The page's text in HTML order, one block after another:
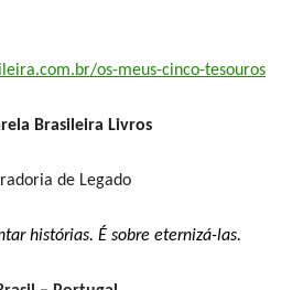
os-meus-cinco-tesouros
Brasileira Livros
de Legado
histórias. É sobre eternizá-las.